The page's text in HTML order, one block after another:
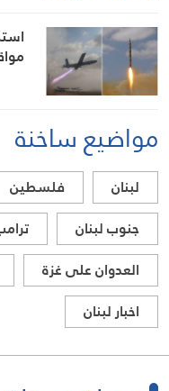
مواضيع ساخنة
لبنان فلسطين
جنوب لبنان
العدوان على غزة
اخبار لبنان